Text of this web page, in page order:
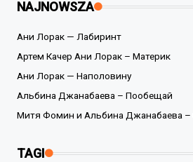
NAJNOWSZA
Ани Лорак — Лабиринт
Артем Качер Ани Лорак – Материк
Ани Лорак — Наполовину
Альбина Джанабаева – Пообещай
Митя Фомин и Альбина Джанабаева –
TAGI